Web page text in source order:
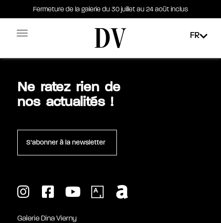
Fermeture de la galerie du 30 juillet au 24 août inclus
Fermeture de la galerie du 30 juillet au 24 août inclus
FR
Étiquette : Sarin
Ne ratez rien de
nos actualités !
S’abonner à la newsletter
Galerie Dina Vierny